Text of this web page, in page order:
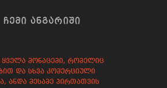
ᲩᲔᲛᲘ ᲐᲜᲒᲐᲠᲘᲨᲘ
ყველა მონაცემი, რომელიც
და სხვა კომერციული
ანდა მესამე პირთათვის